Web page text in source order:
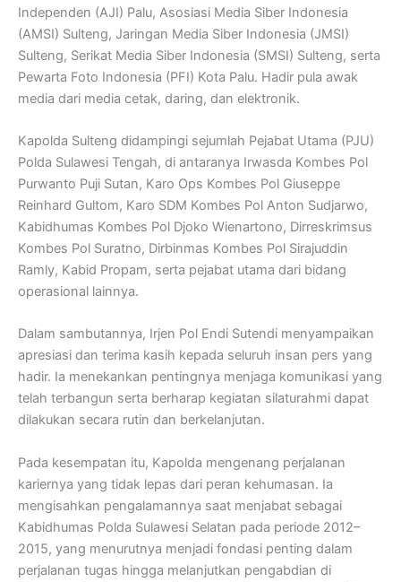
Independen (AJI) Palu, Asosiasi Media Siber Indonesia
(AMSI) Sulteng, Jaringan Media Siber Indonesia (JMSI)
Sulteng, Serikat Media Siber Indonesia (SMSI) Sulteng, serta
Pewarta Foto Indonesia (PFI) Kota Palu. Hadir pula awak
media dari media cetak, daring, dan elektronik.
Kapolda Sulteng didampingi sejumlah Pejabat Utama (PJU)
Polda Sulawesi Tengah, di antaranya Irwasda Kombes Pol
Purwanto Puji Sutan, Karo Ops Kombes Pol Giuseppe
Reinhard Gultom, Karo SDM Kombes Pol Anton Sudjarwo,
Kabidhumas Kombes Pol Djoko Wienartono, Dirreskrimsus
Kombes Pol Suratno, Dirbinmas Kombes Pol Sirajuddin
Ramly, Kabid Propam, serta pejabat utama dari bidang
operasional lainnya.
Dalam sambutannya, Irjen Pol Endi Sutendi menyampaikan
apresiasi dan terima kasih kepada seluruh insan pers yang
hadir. Ia menekankan pentingnya menjaga komunikasi yang
telah terbangun serta berharap kegiatan silaturahmi dapat
dilakukan secara rutin dan berkelanjutan.
Pada kesempatan itu, Kapolda mengenang perjalanan
kariernya yang tidak lepas dari peran kehumasan. Ia
mengisahkan pengalamannya saat menjabat sebagai
Kabidhumas Polda Sulawesi Selatan pada periode 2012–
2015, yang menurutnya menjadi fondasi penting dalam
perjalanan tugas hingga melanjutkan pengabdian di